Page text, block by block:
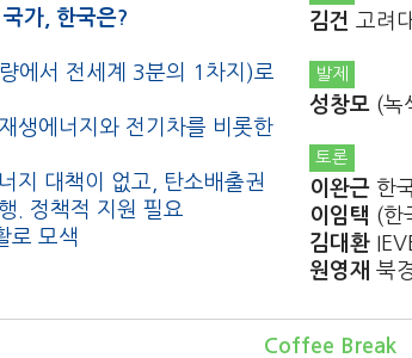
가, 한국은?
에서 전세계 3분의 1차지)로
생에너지와 전기차를 비롯한
지 대책이 없고, 탄소배출권
. 정책적 지원 필요
로 모색
김건 고려
발제
성창모 (녹
토론
이완근 한
이임택 (한
김대환
원영재 북
Coffee Break